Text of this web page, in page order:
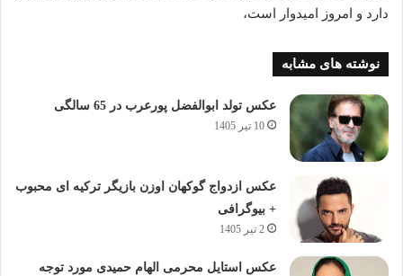
دارد و امروز امیدوار است،
نوشته های مشابه
عکس تولد ابوالفضل پورعرب در 65 سالگی
10 تیر 1405
عکس ازدواج گوکهان اوزن بازیگر ترکیه ای محبوب
+ بیوگرافی
2 تیر 1405
عکس استایل محرمی الهام حمیدی مورد توجه